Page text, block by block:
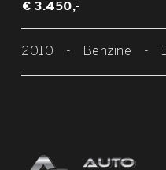
€ 3.450,-
2010 - Benzine -